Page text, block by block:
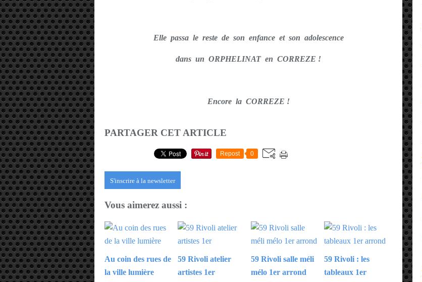
Elle passa le reste de son enfance et son adolescence
dans un ORPHELINAT en CORREZE !
Encore la CORREZE !
PARTAGER CET ARTICLE
Repost 0
S'inscrire à la newsletter
Vous aimerez aussi :
Au coin des rues de
la ville lumière
59 Rivoli atelier
artistes 1er
59 Rivoli salle méli
mélo 1er arrond
59 Rivoli : les
tableaux 1er